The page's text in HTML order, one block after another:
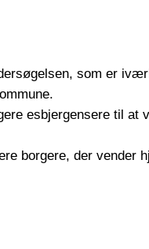
som er
esbjergensere til at
borgere, der vender